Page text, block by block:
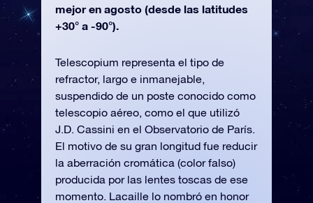
mejor en agosto (desde las latitudes
+30° a -90°).
Telescopium representa el tipo de
refractor, largo e inmanejable,
suspendido de un poste conocido como
telescopio aéreo, como el que utilizó
J.D. Cassini en el Observatorio de París.
El motivo de su gran longitud fue reducir
la aberración cromática (color falso)
producida por las lentes toscas de ese
momento. Lacaille lo nombró en honor